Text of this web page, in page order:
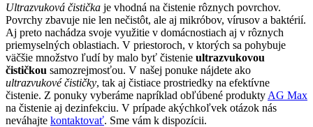
Ultrazvuková čistička je vhodná na čistenie rôznych povrchov.
Povrchy zbavuje nie len nečistôt, ale aj mikróbov, vírusov a baktérií.
Aj preto nachádza svoje využitie v domácnostiach aj v rôznych
priemyselných oblastiach. V priestoroch, v ktorých sa pohybuje
väčšie množstvo ľudí by malo byť čistenie ultrazvukovou
čističkou samozrejmosťou. V našej ponuke nájdete ako
ultrazvukové čističky, tak aj čistiace prostriedky na efektívne
čistenie. Z ponuky vyberáme napríklad obľúbené produkty AG Max
na čistenie aj dezinfekciu. V prípade akýchkoľvek otázok nás
neváhajte kontaktovať. Sme vám k dispozícii.